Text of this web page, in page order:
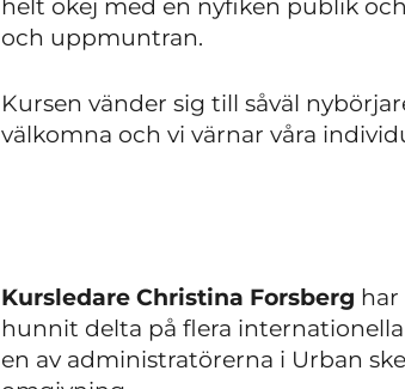
helt okej med en nyfiken publik
och uppmuntran.
Kursen vänder sig till såväl
välkomna och vi värnar våra
Kursledare Christina Forsberg har
hunnit delta på flera
en av administratörerna i Urban